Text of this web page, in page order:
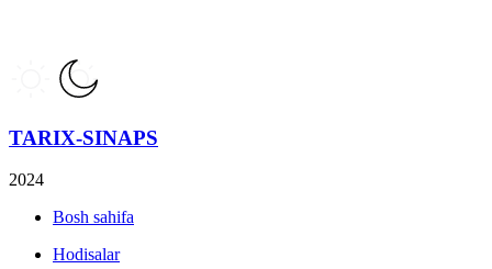
TARIX-SINAPS
2024
Bosh sahifa
Hodisalar